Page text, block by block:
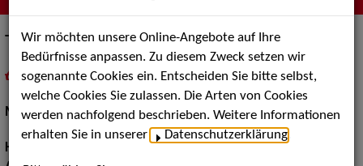
Teresa Scherhag
als PDF speichern
inMeine Merklistelegen
Musical:Darstellerin, Sängerin
Haarfarbe:
Wir möchten unsere Online-Angebote auf Ihre
Bedürfnisse anpassen. Zu diesem Zweck setzen wir
sogenannte Cookies ein. Entscheiden Sie bitte selbst,
welche Cookies Sie zulassen. Die Arten von Cookies
werden nachfolgend beschrieben. Weitere Informationen
erhalten Sie in unserer
Datenschutzerklärung